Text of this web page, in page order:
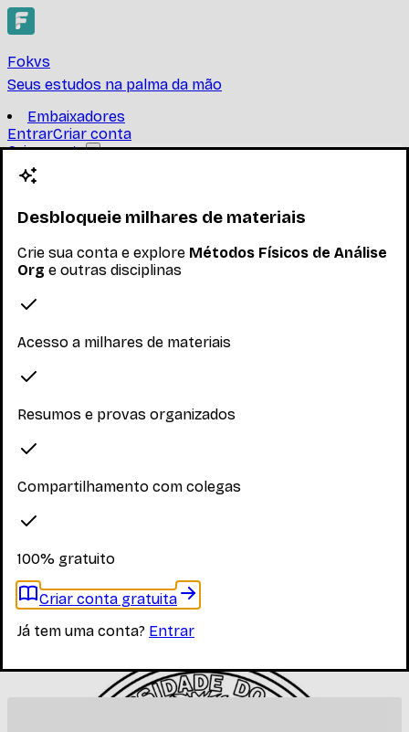
Fokvs
Seus estudos na palma da mão
Embaixadores
EntrarCriar conta
Criar conta
Métodos Físicos de Análise
UNIVERSIDADE FEDERAL DO RIO DE JANEIRO
Encontre provas, resumos e trabalhos de Métodos
Nenhum inscrito ainda
Materiais
Explore os materiais disponíveis
Faça login para ver os materiais
Você precisa estar logado para ver os materiais dessa
Materiais relacionados
há materiais específicos desta disciplina
Desbloqueie milhares de materiais
Crie sua conta e explore Métodos Físicos de Análise
Org e outras disciplinas
Acesso a milhares de materiais
Resumos e provas organizados
Compartilhamento com colegas
100% gratuito
Criar conta gratuita
Já tem uma conta? Entrar